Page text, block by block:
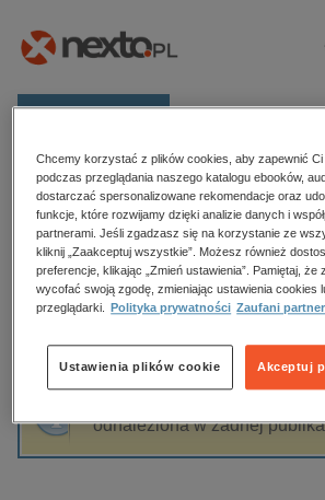
Kategorie
Zobacz wszystkie E-prasa
budownictwo, aranżacja wnętrz
biznesowe, branżowe,
dzienniki
edukacja
hobby, sport, rozrywka
komputery, internet,
Strona główna Kinga Michałowska
Kinga Michałowska
Sortowanie
odnaleziona w żadnej
Chcemy korzystać z plików cookies, aby zapewnić
podczas przeglądania naszego katalogu ebooków,
dostarczać spersonalizowane rekomendacje oraz
funkcje, które rozwijamy dzięki analizie danych i
partnerami. Jeśli zgadzasz się na korzystanie ze
kliknij „Zaakceptuj wszystkie”. Możesz również
preferencje, klikając „Zmień ustawienia”. Pamiętaj, że
wycofać swoją zgodę, zmieniając ustawienia cookies
przeglądarki.
Polityka prywatności Zaufani
Akceptuj
Ustawienia plików cookie